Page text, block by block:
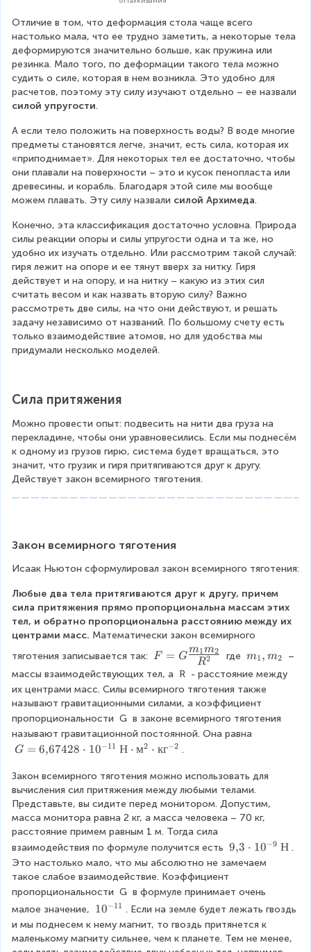
Отличие в том, что деформация стола чаще всего
настолько мала, что ее трудно заметить, а некоторые тела
деформируются значительно больше, как пружина или
резинка. Мало того, по деформации такого тела можно
судить о силе, которая в нем возникла. Это удобно для
расчетов, поэтому эту силу изучают отдельно – ее назвали
силой упругости.
А если тело положить на поверхность воды? В воде многие
предметы становятся легче, значит, есть сила, которая их
«приподнимает». Для некоторых тел ее достаточно, чтобы
они плавали на поверхности – это и кусок пенопласта или
древесины, и корабль. Благодаря этой силе мы вообще
можем плавать. Эту силу назвали силой Архимеда.
Конечно, эта классификация достаточно условна. Природа
силы реакции опоры и силы упругости одна и та же, но
удобно их изучать отдельно. Или рассмотрим такой случай:
гиря лежит на опоре и ее тянут вверх за нитку. Гиря
действует и на опору, и на нитку – какую из этих сил
считать весом и как назвать вторую силу? Важно
рассмотреть две силы, на что они действуют, и решать
задачу независимо от названий. По большому счету есть
только взаимодействие атомов, но для удобства мы
придумали несколько моделей.
Сила притяжения
Можно провести опыт: подвесить на нити два груза на
перекладине, чтобы они уравновесились. Если мы поднесём
к одному из грузов гирю, система будет вращаться, это
значит, что грузик и гиря притягиваются друг к другу.
Действует закон всемирного тяготения.
Закон всемирного тяготения
Исаак Ньютон сформулировал закон всемирного тяготения:
Любые два тела притягиваются друг к другу, причем
сила притяжения прямо пропорциональна массам этих
тел, и обратно пропорциональна расстоянию между их
центрами масс. Математически закон всемирного
тяготения записывается так:
F
G
\
L
a
r
g
\f
r
a
c
{
m
_
1
_
2
}
{
F = G
R2
m1m2 где m
_
m
_
2
m1 , m2
–
массы взаимодействующих тел, а R - расстояние между
их центрами масс. Силы всемирного тяготения также
называют гравитационными силами, а коэффициент
пропорциональности G в законе всемирного тяготения
называют гравитационной постоянной. Она равна
G
6
{
,
}
6
7
4
2
8
c
d
o
G = 6,67428 ⋅ 10−11 Н ⋅ м2 ⋅ кг−2 .
Закон всемирного тяготения можно использовать для
вычисления сил притяжения между любыми телами.
Представьте, вы сидите перед монитором. Допустим,
масса монитора равна 2 кг, а масса человека – 70 кг,
расстояние примем равным 1 м. Тогда сила
взаимодействия по формуле получится есть 9
{
}
\
c
d
9,3 ⋅ 10−9 Н .
Это настолько мало, что мы абсолютно не замечаем
такое слабое взаимодействие. Коэффициент
пропорциональности G в формуле принимает очень
малое значение, 1
0
^
10−11 . Если на земле будет лежать гвоздь
и мы поднесем к нему магнит, то гвоздь притянется к
маленькому магниту сильнее, чем к планете. Тем не менее,